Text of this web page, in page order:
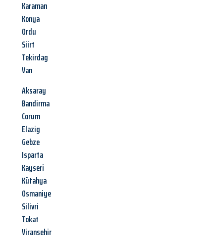
Karaman
Konya
Ordu
Siirt
Tekirdag
Van
Aksaray
Bandirma
Corum
Elazig
Gebze
Isparta
Kayseri
Kütahya
Osmaniye
Silivri
Tokat
Viransehir